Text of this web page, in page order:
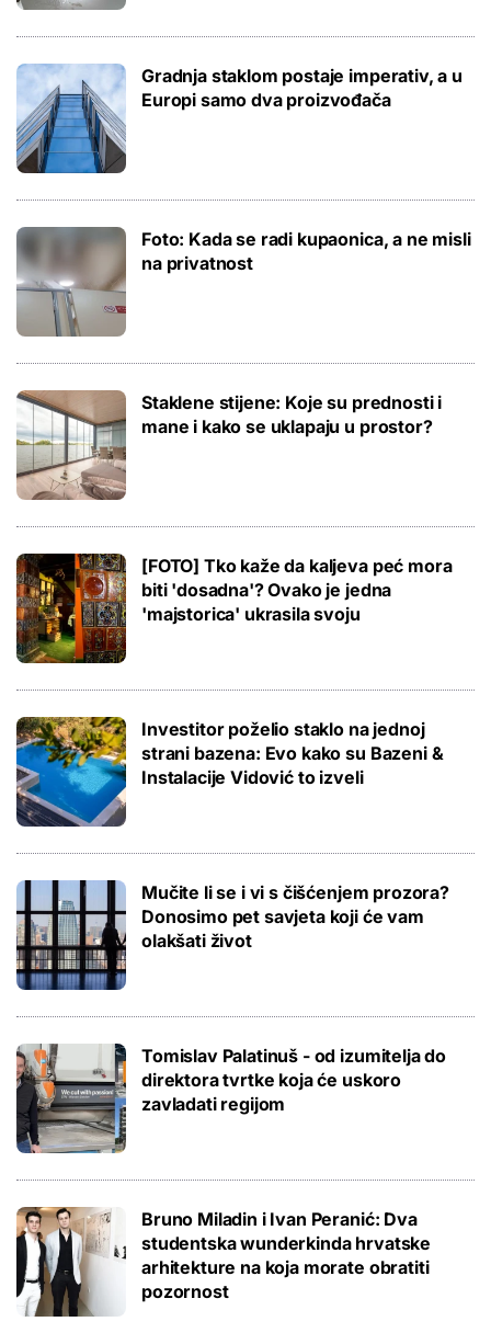
Gradnja staklom postaje imperativ, a u
Europi samo dva proizvođača
Foto: Kada se radi kupaonica, a ne misli
na privatnost
Staklene stijene: Koje su prednosti i
mane i kako se uklapaju u prostor?
[FOTO] Tko kaže da kaljeva peć mora
biti 'dosadna'? Ovako je jedna
'majstorica' ukrasila svoju
Investitor poželio staklo na jednoj
strani bazena: Evo kako su Bazeni &
Instalacije Vidović to izveli
Mučite li se i vi s čišćenjem prozora?
Donosimo pet savjeta koji će vam
olakšati život
Tomislav Palatinuš - od izumitelja do
direktora tvrtke koja će uskoro
zavladati regijom
Bruno Miladin i Ivan Peranić: Dva
studentska wunderkinda hrvatske
arhitekture na koja morate obratiti
pozornost